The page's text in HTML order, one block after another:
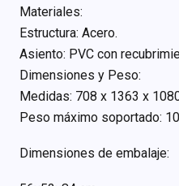
Materiales:
Estructura: Acero.
Asiento: PVC con
Dimensiones y Peso:
Medidas: 708 x 1363 x
Peso máximo soportado:
Dimensiones de embalaje: